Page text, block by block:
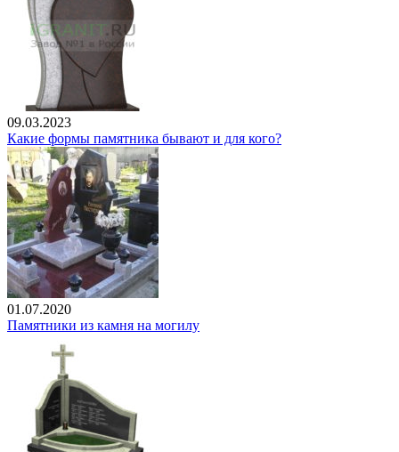
09.03.2023
Какие формы памятника бывают и для кого?
01.07.2020
Памятники из камня на могилу